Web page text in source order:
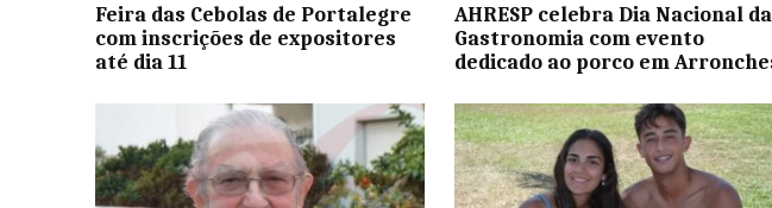
Feira das Cebolas de Portalegre
com inscrições de expositores
até dia 11
AHRESP celebra Dia Nacional da
Gastronomia com evento
dedicado ao porco em